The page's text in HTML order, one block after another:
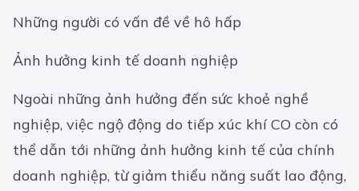
Những người có vấn đề về hô hấp
Ảnh hưởng kinh tế doanh nghiệp
Ngoài những ảnh hưởng đến sức khoẻ nghề
nghiệp, việc ngộ động do tiếp xúc khí CO còn có
thể dẫn tới những ảnh hưởng kinh tế của chính
doanh nghiệp, từ giảm thiểu năng suất lao động,